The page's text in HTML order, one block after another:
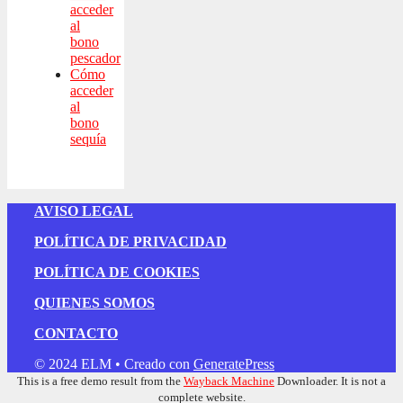
acceder
al
bono
pescador
Cómo
acceder
al
bono
sequía
AVISO LEGAL
POLÍTICA DE PRIVACIDAD
POLÍTICA DE COOKIES
QUIENES SOMOS
CONTACTO
© 2024 ELM • Creado con GeneratePress
This is a free demo result from the Wayback Machine Downloader. It is not a
complete website.